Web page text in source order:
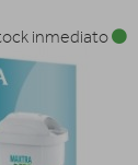
inmediato